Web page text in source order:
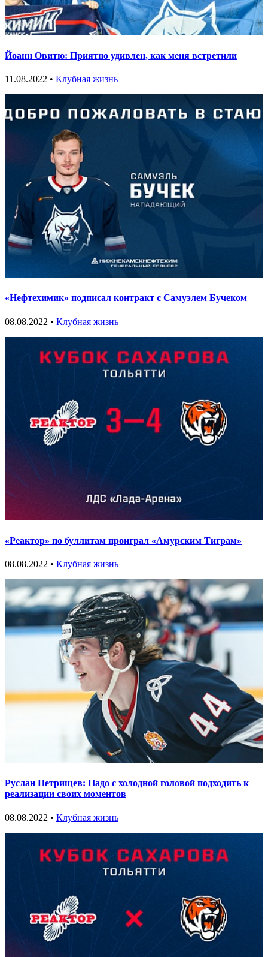
Йоанн Овитю: Приятно удивлен, как меня встретили
11.08.2022 • Клубная жизнь
«Нефтехимик» подписал контракт с Самуэлем Бучеком
08.08.2022 • Клубная жизнь
«Реактор» по буллитам проиграл «Амурским Тиграм»
08.08.2022 • Клубная жизнь
Руслан Петрищев: Надо с холодной головой подходить к
реализации своих моментов
08.08.2022 • Клубная жизнь